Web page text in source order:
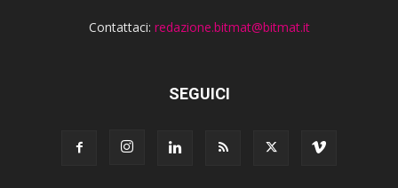
Contattaci: redazione.bitmat@bitmat.it
SEGUICI